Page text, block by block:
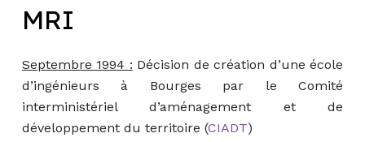
uMRI
Septembre 1994 : Décision de création d’une école
d’ingénieurs à Bourges par le Comité
interministériel d’aménagement et de
développement du territoire (CIADT)